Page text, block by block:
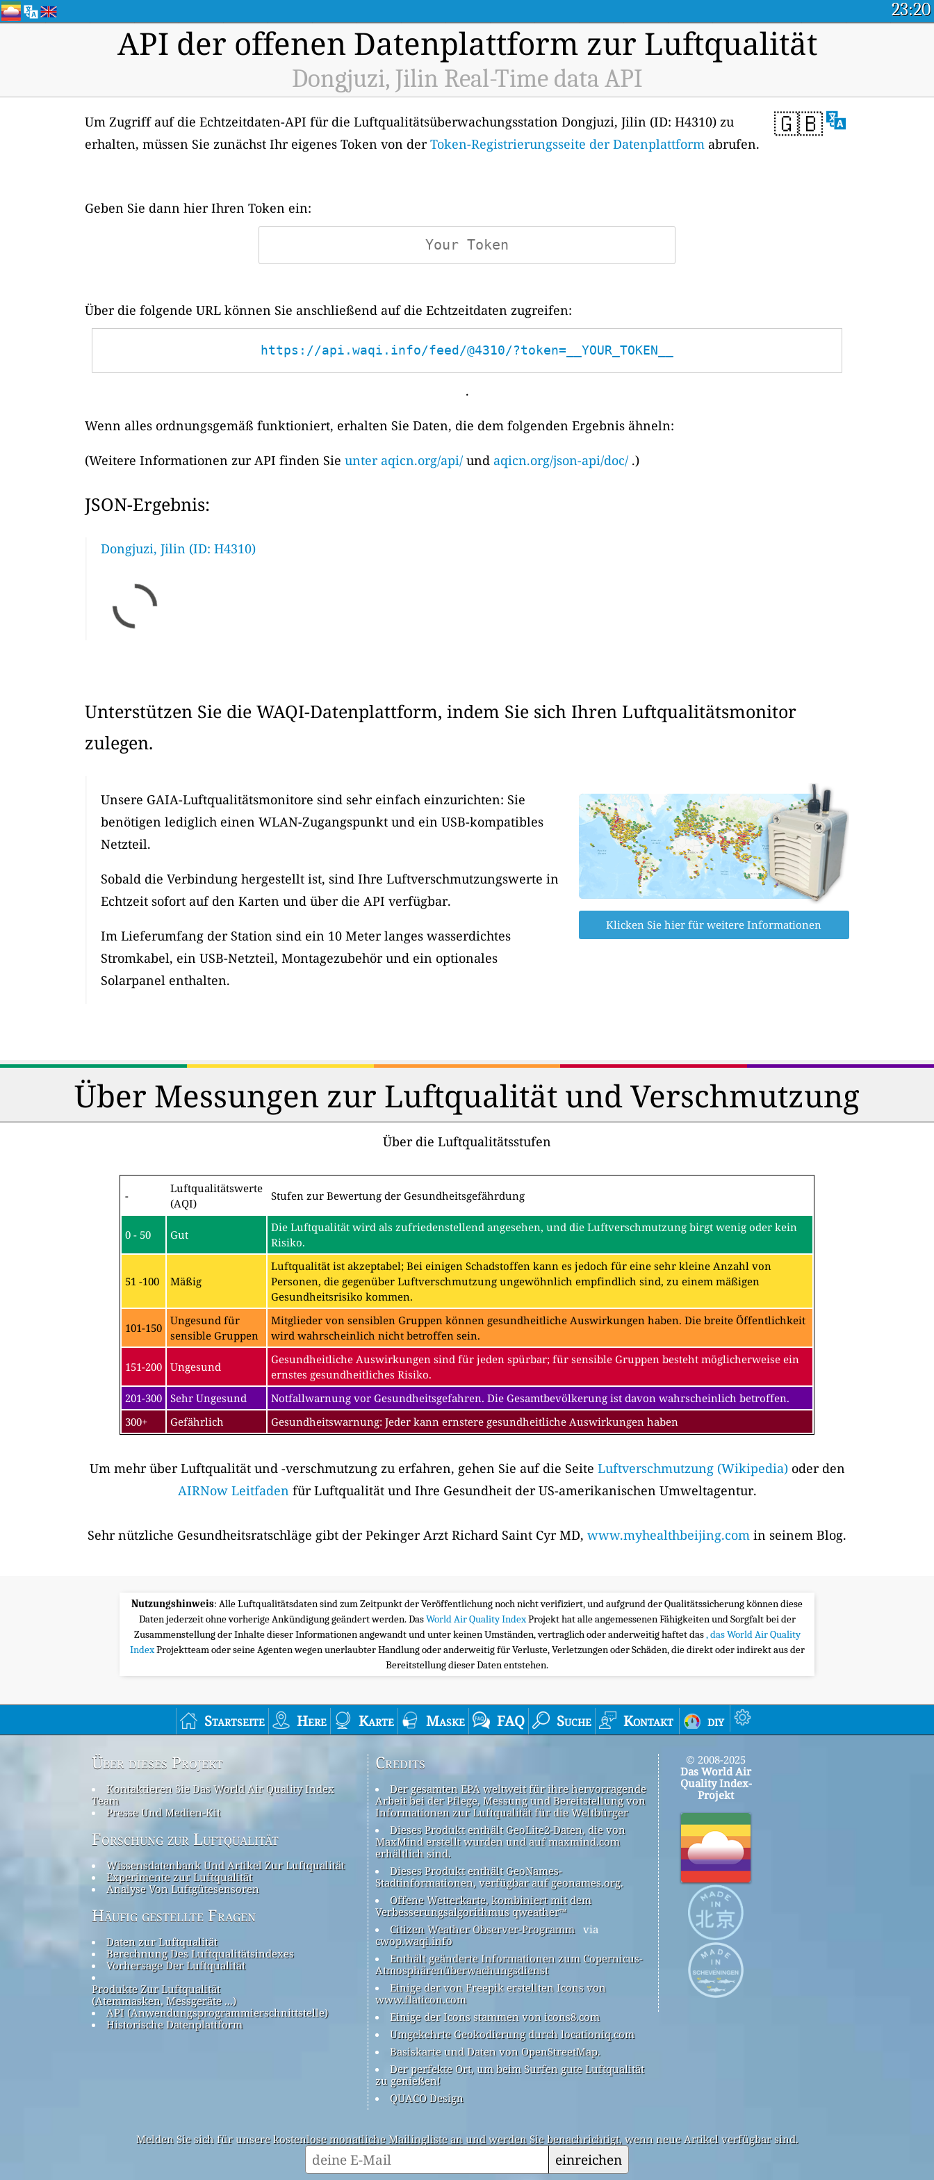
23:20
API der offenen Datenplattform zur Luftqualität
Dongjuzi, Jilin Real-Time data API
🇬🇧
Um Zugriff auf die Echtzeitdaten-API für die Luftqualitätsüberwachungsstation Dongjuzi, Jilin (ID: H4310) zu
erhalten, müssen Sie zunächst Ihr eigenes Token von derToken-Registrierungsseite der Datenplattform abrufen.
Geben Sie dann hier Ihren Token ein:
Über die folgende URL können Sie anschließend auf die Echtzeitdaten zugreifen:
https://api.waqi.info/feed/@4310/?token=__YOUR_TOKEN__
.
Wenn alles ordnungsgemäß funktioniert, erhalten Sie Daten, die dem folgenden Ergebnis ähneln:
(Weitere Informationen zur API finden Sie unter aqicn.org/api/ und aqicn.org/json-api/doc/ .)
JSON-Ergebnis:
Dongjuzi, Jilin (ID: H4310)
Unterstützen Sie die WAQI-Datenplattform, indem Sie sich Ihren Luftqualitätsmonitor
zulegen.
Unsere GAIA-Luftqualitätsmonitore sind sehr einfach einzurichten: Sie
benötigen lediglich einen WLAN-Zugangspunkt und ein USB-kompatibles
Netzteil.
Sobald die Verbindung hergestellt ist, sind Ihre Luftverschmutzungswerte in
Echtzeit sofort auf den Karten und über die API verfügbar.
Im Lieferumfang der Station sind ein 10 Meter langes wasserdichtes
Stromkabel, ein USB-Netzteil, Montagezubehör und ein optionales
Solarpanel enthalten.
Klicken Sie hier für weitere Informationen
Über Messungen zur Luftqualität und Verschmutzung
Über die Luftqualitätsstufen
-
Luftqualitätswerte
(AQI)
Stufen zur Bewertung der Gesundheitsgefährdung
0 - 50 Gut
Die Luftqualität wird als zufriedenstellend angesehen, und die Luftverschmutzung birgt wenig oder kein
Risiko.
51 -100 Mäßig
Luftqualität ist akzeptabel; Bei einigen Schadstoffen kann es jedoch für eine sehr kleine Anzahl von
Personen, die gegenüber Luftverschmutzung ungewöhnlich empfindlich sind, zu einem mäßigen
Gesundheitsrisiko kommen.
101-150
Ungesund für
sensible Gruppen
Mitglieder von sensiblen Gruppen können gesundheitliche Auswirkungen haben. Die breite Öffentlichkeit
wird wahrscheinlich nicht betroffen sein.
151-200 Ungesund
Gesundheitliche Auswirkungen sind für jeden spürbar; für sensible Gruppen besteht möglicherweise ein
ernstes gesundheitliches Risiko.
201-300 Sehr Ungesund
Notfallwarnung vor Gesundheitsgefahren. Die Gesamtbevölkerung ist davon wahrscheinlich betroffen.
300+
Gefährlich Gesundheitswarnung: Jeder kann ernstere gesundheitliche Auswirkungen haben
Um mehr über Luftqualität und -verschmutzung zu erfahren, gehen Sie auf die Seite Luftverschmutzung (Wikipedia)oder den
AIRNow Leitfaden für Luftqualität und Ihre Gesundheit der US-amerikanischen Umweltagentur.
Sehr nützliche Gesundheitsratschläge gibt der Pekinger Arzt Richard Saint Cyr MD, www.myhealthbeijing.com in seinem Blog.
Nutzungshinweis: Alle Luftqualitätsdaten sind zum Zeitpunkt der Veröffentlichung noch nicht verifiziert, und aufgrund der Qualitätssicherung können diese
Daten jederzeit ohne vorherige Ankündigung geändert werden. DasWorld Air Quality IndexProjekt hat alle angemessenen Fähigkeiten und Sorgfalt bei der
Zusammenstellung der Inhalte dieser Informationen angewandt und unter keinen Umständen, vertraglich oder anderweitig haftet das, das World Air Quality
IndexProjektteam oder seine Agenten wegen unerlaubter Handlung oder anderweitig für Verluste, Verletzungen oder Schäden, die direkt oder indirekt aus der
Bereitstellung dieser Daten entstehen.
Startseite Here Karte Maske FAQ Suche Kontakt diy
Über dieses Projekt
Kontaktieren Sie Das World Air Quality Index
Team
Presse Und Medien-Kit
Forschung zur Luftqualität
Wissensdatenbank Und Artikel Zur Luftqualität
Experimente zur Luftqualität
Analyse Von Luftgütesensoren
Häufig gestellte Fragen
Daten zur Luftqualität
Berechnung Des Luftqualitätsindexes
Vorhersage Der Luftqualität
Produkte Zur Luftqualität
(Atemmasken, Messgeräte ...)
API (Anwendungsprogrammierschnittstelle)
Historische Datenplattform
Credits
Der gesamten EPA weltweit für ihre hervorragende
Arbeit bei der Pflege, Messung und Bereitstellung von
Informationen zur Luftqualität für die Weltbürger
Dieses Produkt enthält GeoLite2-Daten, die von
MaxMind erstellt wurden und auf maxmind.com
erhältlich sind.
Dieses Produkt enthält GeoNames-
Stadtinformationen, verfügbar auf geonames.org.
Offene Wetterkarte, kombiniert mit dem
Verbesserungsalgorithmus qweather™
Citizen Weather Observer-Programm via
cwop.waqi.info
Enthält geänderte Informationen zum Copernicus-
Atmosphärenüberwachungsdienst
Einige der von Freepik erstellten Icons von
www.flaticon.com
Einige der Icons stammen von icons8.com
Umgekehrte Geokodierung durch locationiq.com
Basiskarte und Daten von OpenStreetMap.
Der perfekte Ort, um beim Surfen gute Luftqualität
zu genießen!
QUACO Design
© 2008-2025
Das World Air
Quality Index-
Projekt
Melden Sie sich für unsere kostenlose monatliche Mailingliste an und werden Sie benachrichtigt, wenn neue Artikel verfügbar sind.
einreichen